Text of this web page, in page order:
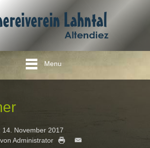
Menu
14. November 2017
Administrator